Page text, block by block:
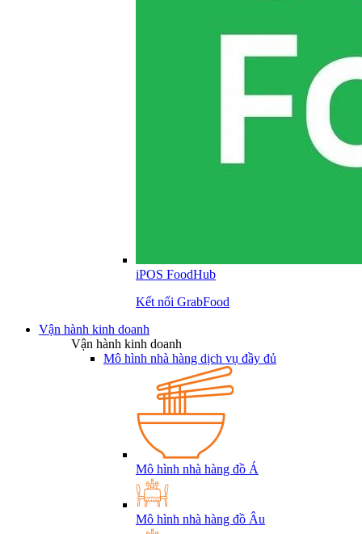
iPOS FoodHub
Kết nối GrabFood
Vận hành kinh doanh
Vận hành kinh doanh
Mô hình nhà hàng dịch vụ đầy đủ
Mô hình nhà hàng đồ Á
Mô hình nhà hàng đồ Âu